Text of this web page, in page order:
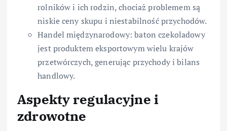
rolników i ich rodzin, chociaż problemem są
niskie ceny skupu i niestabilność przychodów.
Handel międzynarodowy: baton czekoladowy
jest produktem eksportowym wielu krajów
przetwórczych, generując przychody i bilans
handlowy.
Aspekty regulacyjne i
zdrowotne